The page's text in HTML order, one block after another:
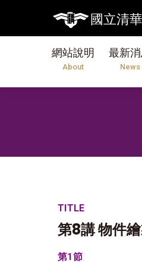
國立清
網站說明
About
最新
News
TITLE
第8講 物件
第1節